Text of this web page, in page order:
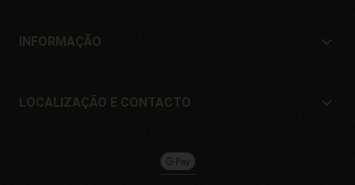
Ofertas
INFORMAÇÃO
Garantia e devoluções
LOCALIZAÇÃO E CONTACTO
Pol. Industrial Pont del Príncep